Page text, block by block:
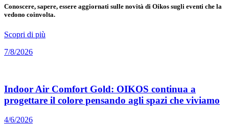
Conoscere, sapere, essere aggiornati sulle novità di Oikos sugli eventi che la
vedono coinvolta.
Scopri di più
7/8/2026
Indoor Air Comfort Gold: OIKOS continua a
progettare il colore pensando agli spazi che viviamo
4/6/2026